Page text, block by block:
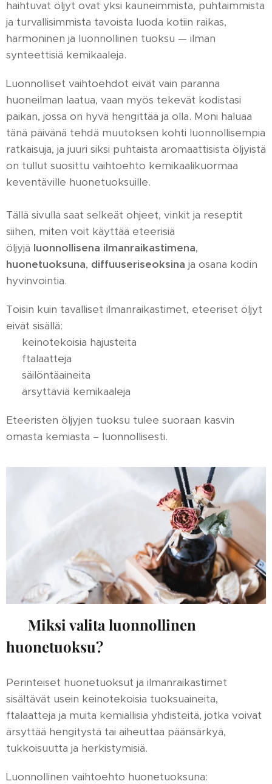
haihtuvat öljyt ovat yksi kauneimmista, puhtaimmista
ja turvallisimmista tavoista luoda kotiin raikas,
harmoninen ja luonnollinen tuoksu — ilman
synteettisiä kemikaaleja.
Luonnolliset vaihtoehdot eivät vain paranna
huoneilman laatua, vaan myös tekevät kodistasi
paikan, jossa on hyvä hengittää ja olla. Moni haluaa
tänä päivänä tehdä muutoksen kohti luonnollisempia
ratkaisuja, ja juuri siksi puhtaista aromaattisista öljyistä
on tullut suosittu vaihtoehto kemikaalikuormaa
keventäville huonetuoksuille.
Tällä sivulla saat selkeät ohjeet, vinkit ja reseptit
siihen, miten voit käyttää eteerisiä
öljyjä luonnollisena ilmanraikastimena,
huonetuoksuna, diffuuseriseoksina ja osana kodin
hyvinvointia.
Toisin kuin tavalliset ilmanraikastimet, eteeriset öljyt
eivät sisällä:
🌱 keinotekoisia hajusteita
🌱 ftalaatteja
🌱 säilöntäaineita
🌱 ärsyttäviä kemikaaleja
Eteeristen öljyjen tuoksu tulee suoraan kasvin
omasta kemiasta – luonnollisesti.
Miksi valita luonnollinen
huonetuoksu?
Perinteiset huonetuoksut ja ilmanraikastimet
sisältävät usein keinotekoisia tuoksuaineita,
ftalaatteja ja muita kemiallisia yhdisteitä, jotka voivat
ärsyttää hengitystä tai aiheuttaa päänsärkyä,
tukkoisuutta ja herkistymisiä.
Luonnollinen vaihtoehto huonetuoksuna: